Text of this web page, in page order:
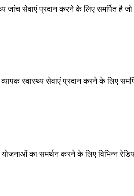
जांच सेवाएं प्रदान करने के लिए समर्पित है
स्वास्थ्य सेवाएं प्रदान करने के लिए
का समर्थन करने के लिए विभिन्न